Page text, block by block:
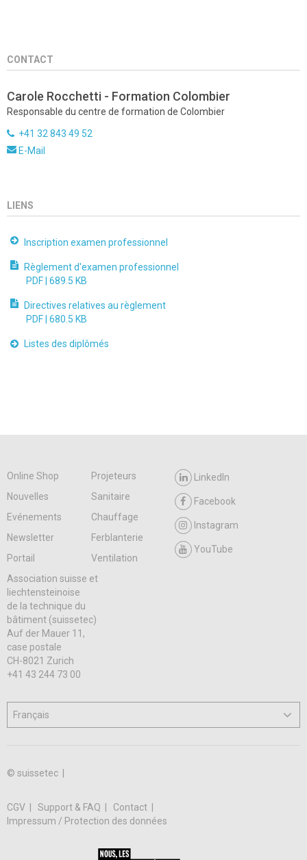
CONTACT
Carole Rocchetti - Formation Colombier
Responsable du centre de formation de Colombier
+41 32 843 49 52
E-Mail
LIENS
Inscription examen professionnel
Règlement d'examen professionnel
PDF | 689.5 KB
Directives relatives au règlement
PDF | 680.5 KB
Listes des diplômés
Online Shop
Projeteurs
Nouvelles
Sanitaire
Evénements
Chauffage
Newsletter
Ferblanterie
Portail
Ventilation
LinkedIn
Facebook
Instagram
YouTube
Association suisse et
liechtensteinoise
de la technique du
bâtiment (suissetec)
Auf der Mauer 11,
case postale
CH-8021 Zurich
+41 43 244 73 00
© suissetec |
CGV Support & FAQ
Contact
Impressum / Protection des données